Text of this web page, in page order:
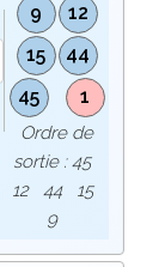
9
12
15
44
45
1
Ordre de
sortie : 45
12 44 15
9